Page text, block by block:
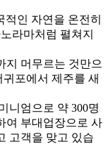
인 자연을 온전히
라마처럼 펼쳐지
지 머무르는 것만으
포에서 제주를 새
니엄으로 약 300명
여 부대업장으로 사
고객을 맞고 있습